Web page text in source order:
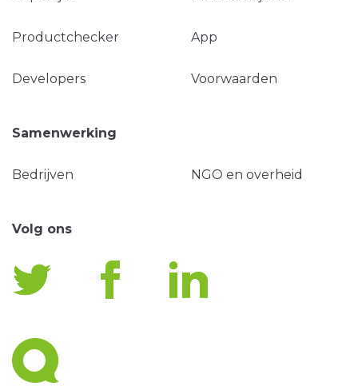
Productchecker App
Developers Voorwaarden
Samenwerking
Bedrijven NGO en overheid
Volg ons